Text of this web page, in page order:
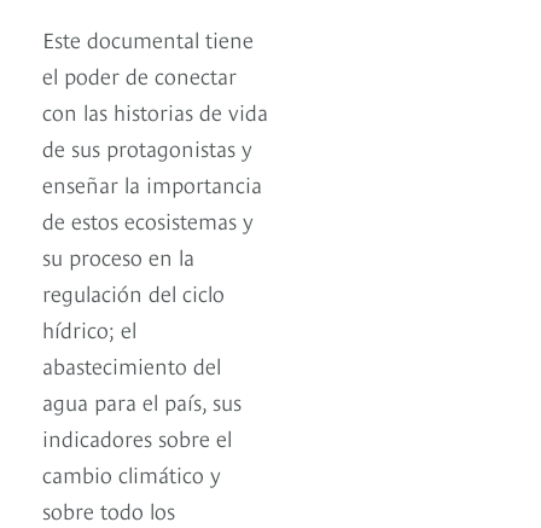
Este documental tiene
el poder de conectar
con las historias de vida
de sus protagonistas y
enseñar la importancia
de estos ecosistemas y
su proceso en la
regulación del ciclo
hídrico; el
abastecimiento del
agua para el país, sus
indicadores sobre el
cambio climático y
sobre todo los